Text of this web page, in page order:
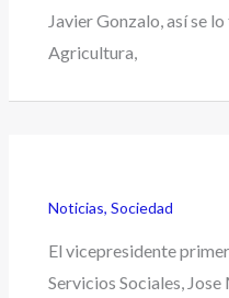
Javier Gonzalo, así se
Agricultura,
Noticias,Sociedad
El vicepresidente
Servicios Sociales, Jose